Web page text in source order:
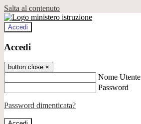
Salta al contenuto
Accedi
Accedi
button close ×
Nome Utente
Password
Password dimenticata?